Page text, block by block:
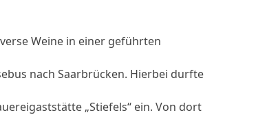
Weine in einer geführten
nach Saarbrücken. Hierbei durfte
„Stiefels“ ein. Von dort